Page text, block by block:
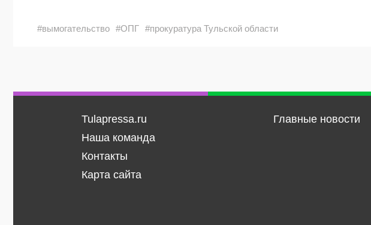
#вымогательство #ОПГ #прокуратура Тульской области
Tulapressa.ru
Наша команда
Контакты
Карта сайта
Главные новости